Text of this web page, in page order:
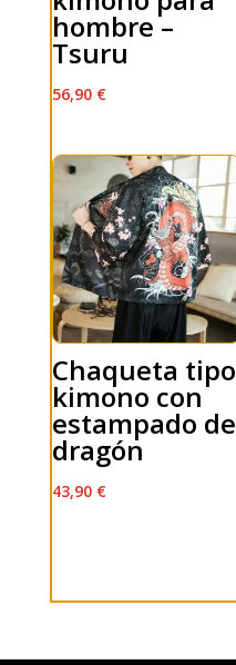
hombre –
Tsuru
56,90 €
Chaqueta tipo
kimono con
estampado de
dragón
43,90 €